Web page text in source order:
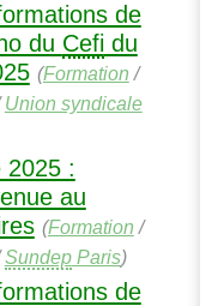
de
du Cefidu
(Formation /
Union syndicale
2025 :
au
(Formation /
SundepParis)
de